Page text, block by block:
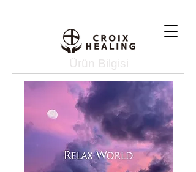
Ürün Bilgisi